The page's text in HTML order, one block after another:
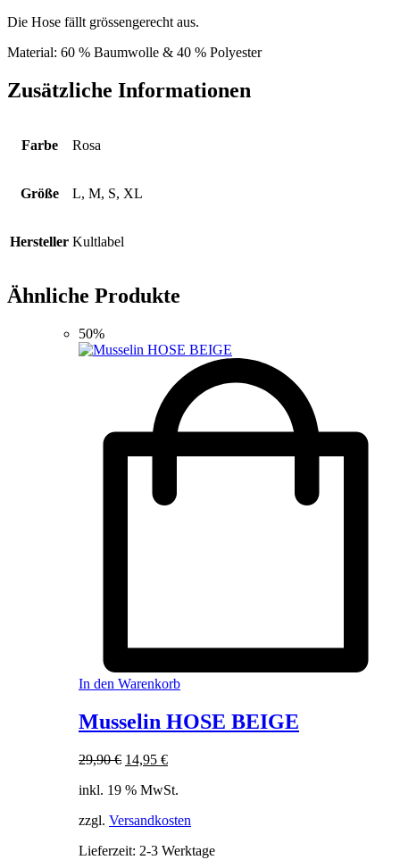
Die Hose fällt grössengerecht aus.
Material: 60 % Baumwolle & 40 % Polyester
Zusätzliche Informationen
Farbe Rosa
Größe L, M, S, XL
Hersteller Kultlabel
Ähnliche Produkte
50%
In den Warenkorb
Musselin HOSE BEIGE
29,90€ Ursprünglicher
war:
14,95 €Aktueller
ist:
inkl. 19 % MwSt.
zzgl. Versandkosten
Lieferzeit: 2-3 Werktage